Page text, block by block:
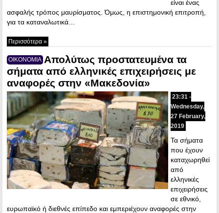
είναι ένας
ασφαλής τρόπος μαυρίσματος. Όμως, η επιστημονική επιτροπή,
για τα καταναλωτικά…
Περισσότερα »
ΟΙΚΟΝΟΜΙΑ Απολύτως προστατευμένα τα
σήματα από ελληνικές επιχειρήσεις με
αναφορές στην «Μακεδονία»
23:31 -
Wednesday,
27 February,
2019
Τα σήματα
που έχουν
καταχωρηθεί
από
ελληνικές
επιχειρήσεις
σε εθνικό,
ευρωπαϊκό ή διεθνές επίπεδο και εμπεριέχουν αναφορές στην